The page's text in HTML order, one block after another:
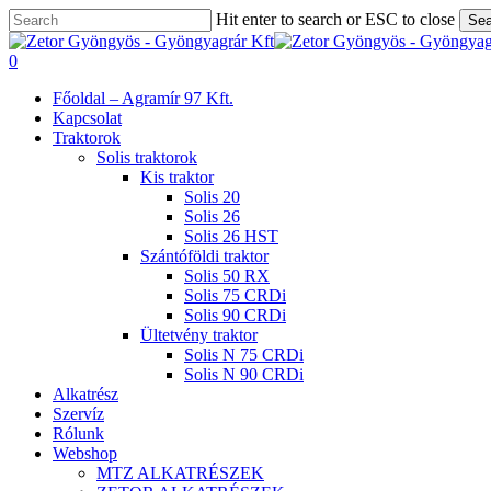
Skip
to
main
Hit enter to search or ESC to close
Close
Search
search
0
Főoldal – Agramír 97 Kft.
Kapcsolat
Traktorok
Solis traktorok
Kis traktor
Solis 20
Solis 26
Solis 26 HST
Szántóföldi traktor
Solis 50 RX
Solis 75 CRDi
Solis 90 CRDi
Ültetvény traktor
Solis N 75 CRDi
Solis N 90 CRDi
Alkatrész
Szervíz
Rólunk
Webshop
MTZ ALKATRÉSZEK